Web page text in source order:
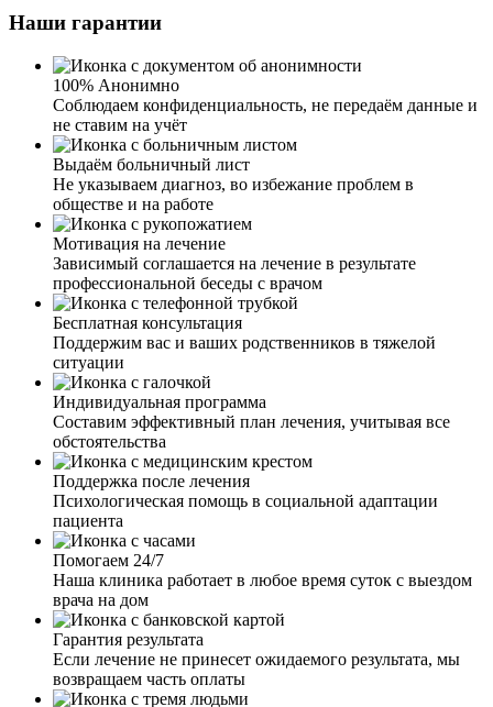
Наши гарантии
100% Анонимно
Соблюдаем конфиденциальность, не передаём данные и
не ставим на учёт
Выдаём больничный лист
Не указываем диагноз, во избежание проблем в
обществе и на работе
Мотивация на лечение
Зависимый соглашается на лечение в результате
профессиональной беседы с врачом
Бесплатная консультация
Поддержим вас и ваших родственников в тяжелой
ситуации
Индивидуальная программа
Составим эффективный план лечения, учитывая все
обстоятельства
Поддержка после лечения
Психологическая помощь в социальной адаптации
пациента
Помогаем 24/7
Наша клиника работает в любое время суток с выездом
врача на дом
Гарантия результата
Если лечение не принесет ожидаемого результата, мы
возвращаем часть оплаты